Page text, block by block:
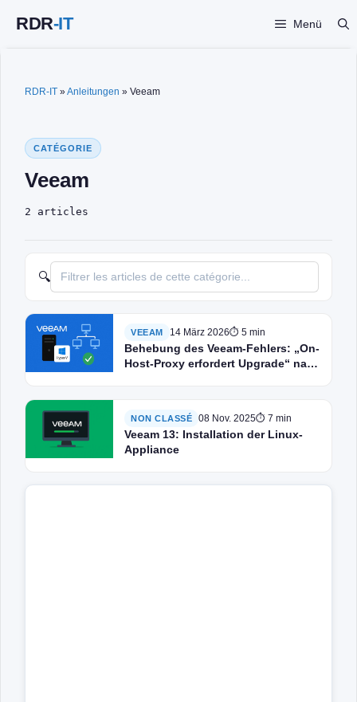
Inhalt
Menü
RDR-IT »Anleitungen » Veeam
CATÉGORIE
Veeam
2 articles
🔍
VEEAM 14 März 2026⏱ 5 min
Behebung des Veeam-Fehlers: „On-
Host-Proxy erfordert Upgrade“ nach
NON CLASSÉ 08 Nov. 2025⏱ 7 min
Veeam 13: Installation der Linux-
Appliance